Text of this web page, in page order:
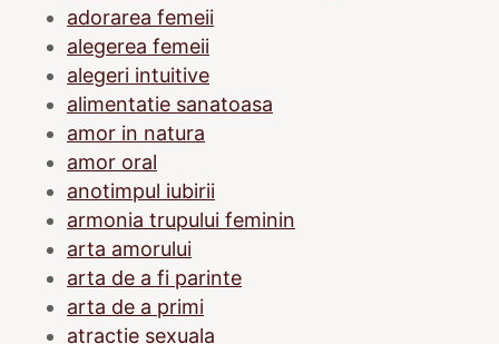
adorarea femeii
alegerea femeii
alegeri intuitive
alimentatie sanatoasa
amor in natura
amor oral
anotimpul iubirii
armonia trupului feminin
arta amorului
arta de a fi parinte
arta de a primi
atractie sexuala